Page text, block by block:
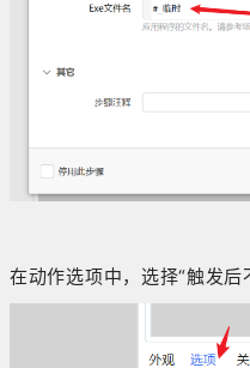
在动作选项中，选择“触发后